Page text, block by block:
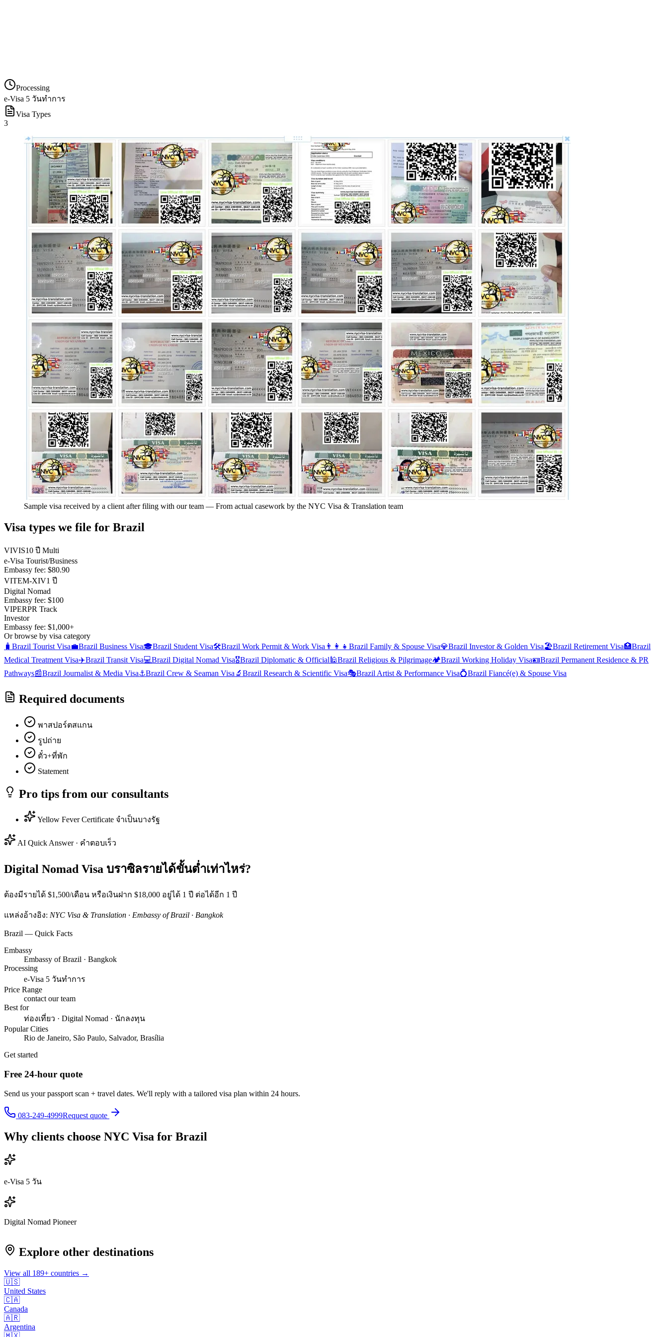
Processing
e-Visa 5 วันทำการ
Visa Types
3
Sample visa received by a client after filing with our team — From actual casework by the NYC Visa & Translation team
Visa types we file for Brazil
VIVIS10 ปี Multi
e-Visa Tourist/Business
Embassy fee: $80.90
VITEM-XIV1 ปี
Digital Nomad
Embassy fee: $100
VIPERPR Track
Investor
Embassy fee: $1,000+
Or browse by visa category
🧳 Brazil Tourist Visa💼Brazil Business Visa🎓Brazil Student Visa🛠️Brazil Work Permit & Work Visa 👨‍👩‍👧 Brazil Family & Spouse Visa💎Brazil Investor & Golden Visa🏖️Brazil Retirement Visa🏥Brazil
Medical Treatment Visa✈️Brazil Transit Visa💻Brazil Digital Nomad Visa🎖️Brazil Diplomatic & Official 🕌Brazil Religious & Pilgrimage🏕️Brazil Working Holiday Visa🪪Brazil Permanent Residence & PR
Pathways📰Brazil Journalist & Media Visa⚓Brazil Crew & Seaman Visa 🔬 Brazil Research & Scientific Visa🎭Brazil Artist & Performance Visa💍Brazil Fiancé(e) & Spouse Visa
Required documents
พาสปอร์ตสแกน
รูปถ่าย
ตั๋ว+ที่พัก
Statement
Pro tips from our consultants
Yellow Fever Certificate จำเป็นบางรัฐ
AI Quick Answer · คำตอบเร็ว
Digital Nomad Visa บราซิลรายได้ขั้นต่ำเท่าไหร่?
ต้องมีรายได้ $1,500/เดือน หรือเงินฝาก $18,000 อยู่ได้ 1 ปี ต่อได้อีก 1 ปี
แหล่งอ้างอิง: NYC Visa & Translation · Embassy of Brazil · Bangkok
Brazil — Quick Facts
Embassy
Embassy of Brazil · Bangkok
Processing
e-Visa 5 วันทำการ
Price Range
contact our team
Best for
ท่องเที่ยว · Digital Nomad · นักลงทุน
Popular Cities
Rio de Janeiro, São Paulo, Salvador, Brasília
Get started
Free 24-hour quote
Send us your passport scan + travel dates. We'll reply with a tailored visa plan within 24 hours.
083-249-4999Request quote
Why clients choose NYC Visa for Brazil
e-Visa 5 วัน
Digital Nomad Pioneer
Explore other destinations
View all 189+ countries →
🇺🇸
United States
🇨🇦
Canada
🇦🇷
Argentina